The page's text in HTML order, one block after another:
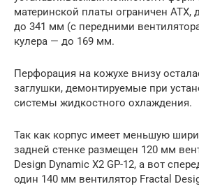
материнской платы ограничен ATX,
до 341 мм (с передними
кулера — до 169 мм.
Перфорация на кожухе внизу
заглушки, демонтируемые при
системы жидкостного охлаждения.
Так как корпус имеет меньшую
задней стенке размещен 120 мм
Design Dynamic X2 GP-12, а вот
один 140 мм вентилятор Fractal